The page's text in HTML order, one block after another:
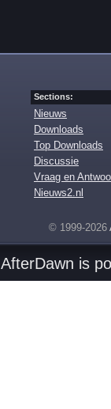
Sections:
Nieuws
Downloads
Top Downloads
Discussie
Vraag en
Nieuws2.nl
© 1999-2026
AfterDawn is